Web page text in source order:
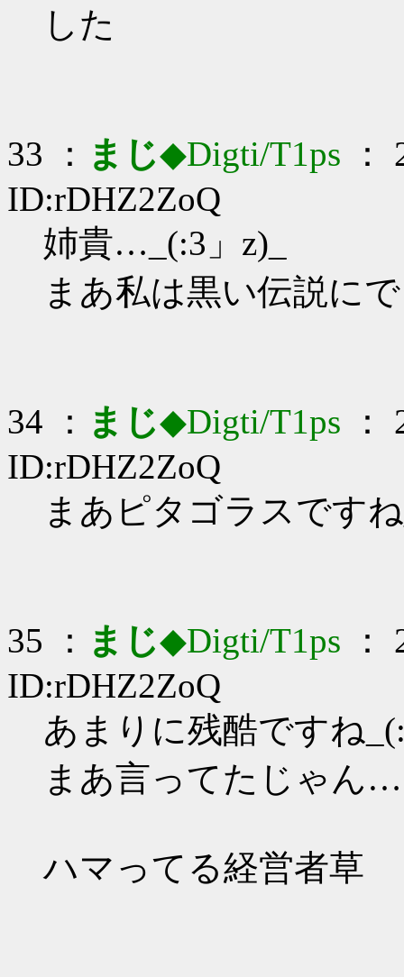
した
33 ： まじ◆Digti/T1ps ：
ID:rDHZ2ZoQ
姉貴…_(:3」z)_
まあ私は黒い伝説に
34 ： まじ◆Digti/T1ps ：
ID:rDHZ2ZoQ
まあピタゴラスです
35 ： まじ◆Digti/T1ps ：
ID:rDHZ2ZoQ
あまりに残酷ですね
まあ言ってたじゃん…
ハマってる経営者草